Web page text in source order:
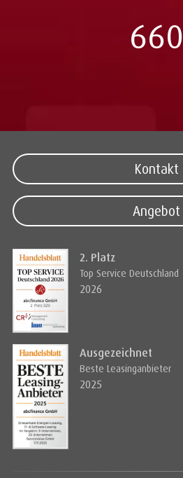
660
Kontakt
Angebot
2. Platz
Top Service Deutschland
2026
Ausgezeichnet
Beste Leasinganbieter
2025